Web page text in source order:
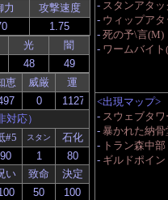
力 攻撃速度
光 闇
恵 威厳 運
応）
#5 スタン 石化
い 致命 決定
- スタンアタッ
- ウィップアタ
- 死の予\言(M)
- ワームバイ
<出現マップ>
- スウェブタ
- 暴かれた納
- トラン森中部
- ギルドポイ